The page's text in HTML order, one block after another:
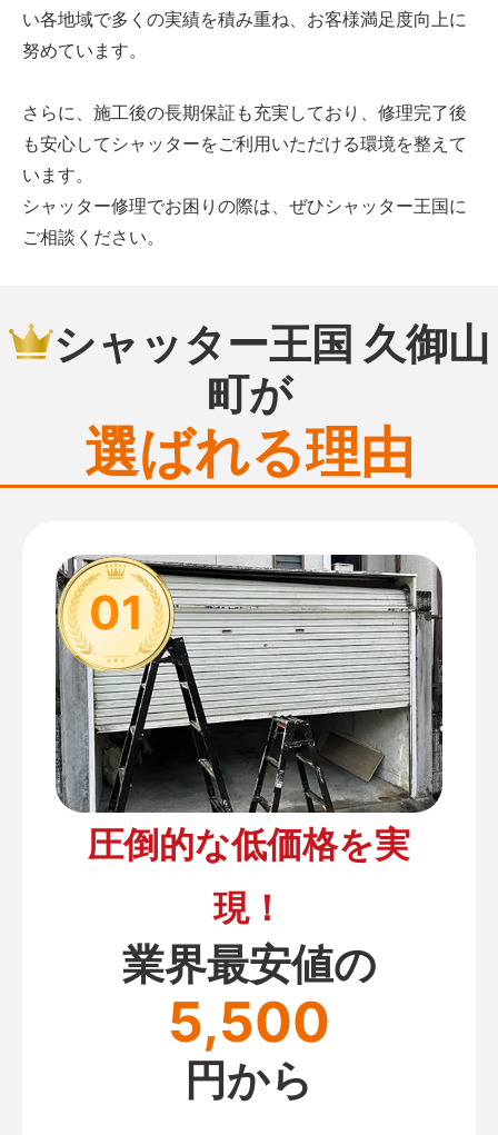
い各地域で多くの実績を積み重ね、お客様満足度向上に
努めています。
さらに、施工後の長期保証も充実しており、修理完了後
も安心してシャッターをご利用いただける環境を整えて
います。
シャッター修理でお困りの際は、ぜひシャッター王国に
ご相談ください。
シャッター王国 久御山
町が
選ばれる理由
01
圧倒的な低価格を実
現！
業界最安値の
5,500
円から